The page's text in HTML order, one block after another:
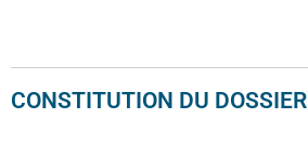
CONSTITUTION DU DOSSIER